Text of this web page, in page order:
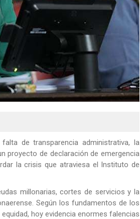
de transparencia administrativa, la
proyecto de declaración de emergencia
la crisis que atraviesa el Instituto de
millonarias, cortes de servicios y la
Según los fundamentos de los
hoy evidencia enormes falencias